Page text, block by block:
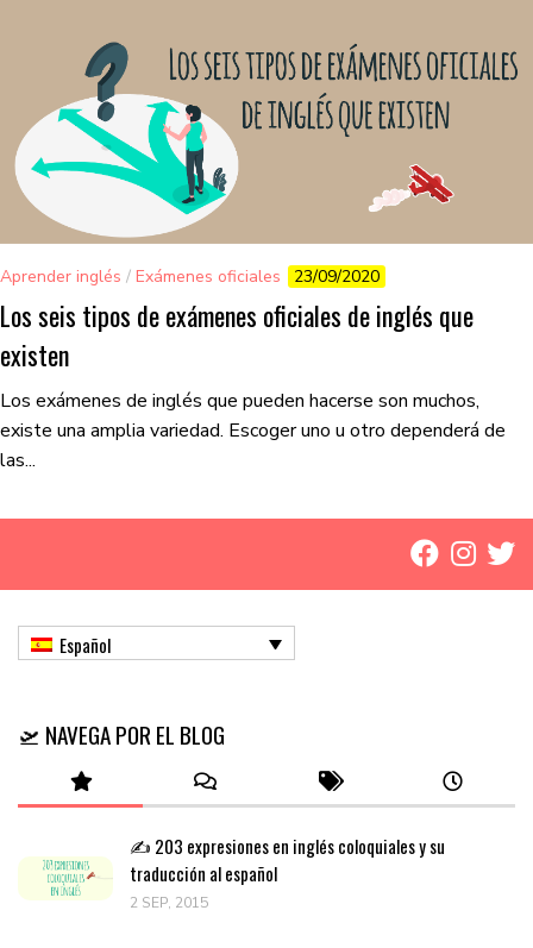
Aprender inglés / Exámenes oficiales 23/09/2020
Los seis tipos de exámenes oficiales de inglés que
existen
Los exámenes de inglés que pueden hacerse son muchos,
existe una amplia variedad. Escoger uno u otro dependerá de
las...
Español
🛫 NAVEGA POR EL BLOG
✍️ 203 expresiones en inglés coloquiales y su
traducción al español
2 SEP, 2015